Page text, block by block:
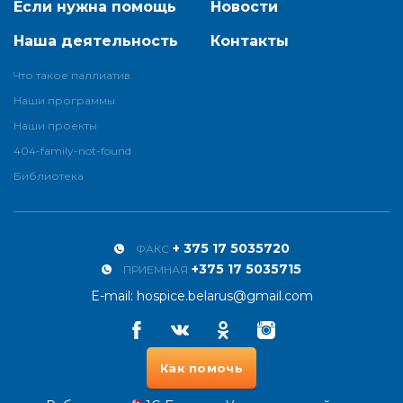
Если нужна помощь
Наша деятельность
Что такое паллиатив
Наши программы
Наши проекты
404-family-not-found
Библиотека
Новости
Контакты
ФАКС + 375 17 5035720
ПРИЕМНАЯ +375 17 5035715
E-mail: hospice.belarus@gmail.com
FacebookVkontakteOdnoklassnikiInstagram
Как помочь